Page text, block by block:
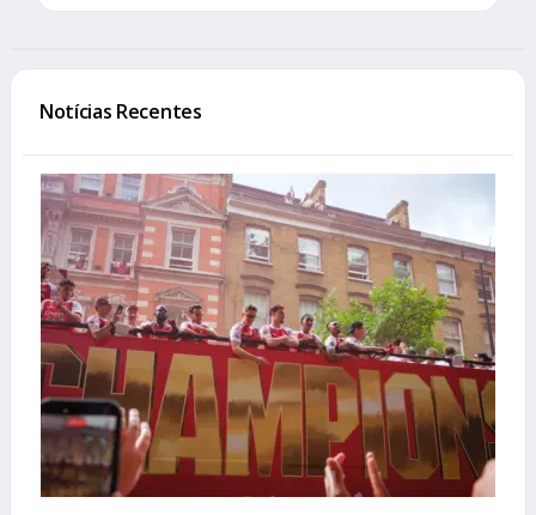
Notícias Recentes